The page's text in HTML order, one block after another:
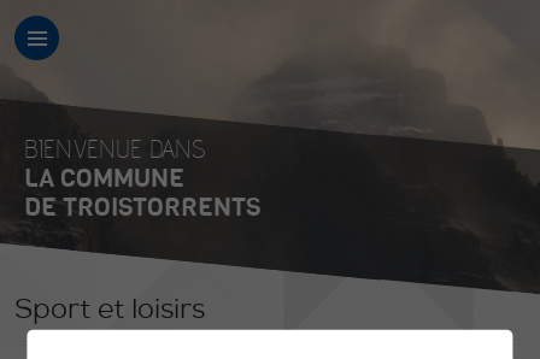
BIENVENUE DANS
LA COMMUNE
DE TROISTORRENTS
Sport et loisirs